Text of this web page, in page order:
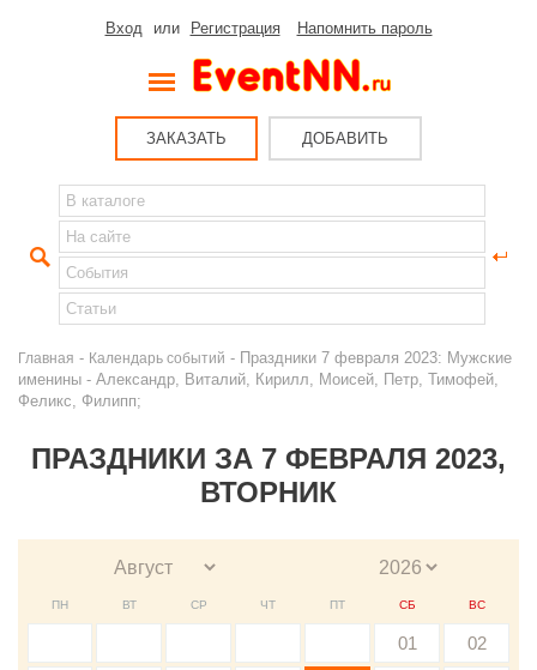
Вход или Регистрация Напомнить пароль
ЗАКАЗАТЬ ДОБАВИТЬ
Главная - Календарь событий - Праздники 7 февраля 2023: Мужские
именины - Александр, Виталий, Кирилл, Моисей, Петр, Тимофей,
Феликс, Филипп;
ПРАЗДНИКИ ЗА 7 ФЕВРАЛЯ 2023,
ВТОРНИК
ПН ВТ СР ЧТ ПТ СБ ВС
01 02